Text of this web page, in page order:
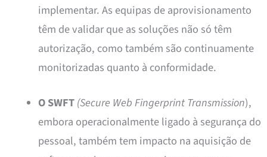
implementar. As equipas de aprovisionamento
têm de validar que as soluções não só têm
autorização, como também são continuamente
monitorizadas quanto à conformidade.
O SWFT(Secure Web Fingerprint Transmission),
embora operacionalmente ligado à segurança do
pessoal, também tem impacto na aquisição de